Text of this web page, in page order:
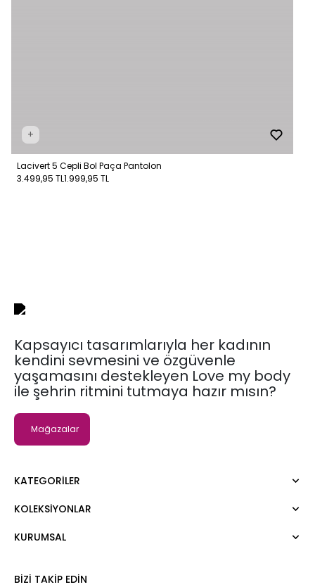
+
Lacivert 5 Cepli Bol Paça Pantolon
3.499,95 TL1.999,95 TL
Kapsayıcı tasarımlarıyla her kadının
kendini sevmesini ve özgüvenle
yaşamasını destekleyen Love my body
ile şehrin ritmini tutmaya hazır mısın?
Mağazalar
KATEGORILER
Elbise
Tişört
KOLEKSIYONLAR
Moda Tutkusu
KURUMSAL
BIZI TAKIP EDIN